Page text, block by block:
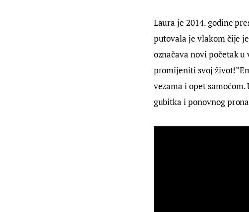
Laura je 2014. godine
putovala je vlakom čije
označava novi početak
promijeniti svoj
vezama i opet
gubitka i ponovnog